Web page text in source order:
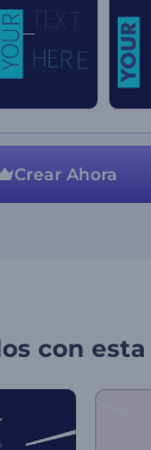
Crear Ahora
con